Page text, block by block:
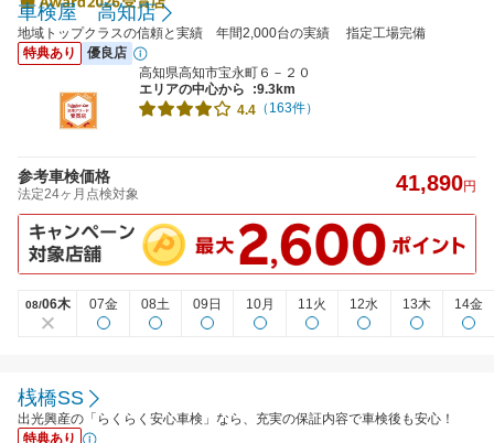
車検屋 高知店
地域トップクラスの信頼と実績 年間2,000台の実績 指定工場完備
特典あり
優良店
高知県高知市宝永町６－２０
エリアの中心から
:9.3km
4.4 （163件）
参考車検価格
法定24ヶ月点検対象 41,890円
08/06木 07金 08土 09日 10月 11火 12水 13木 14金
桟橋SS
出光興産の「らくらく安心車検」なら、充実の保証内容で車検後も安心！
特典あり